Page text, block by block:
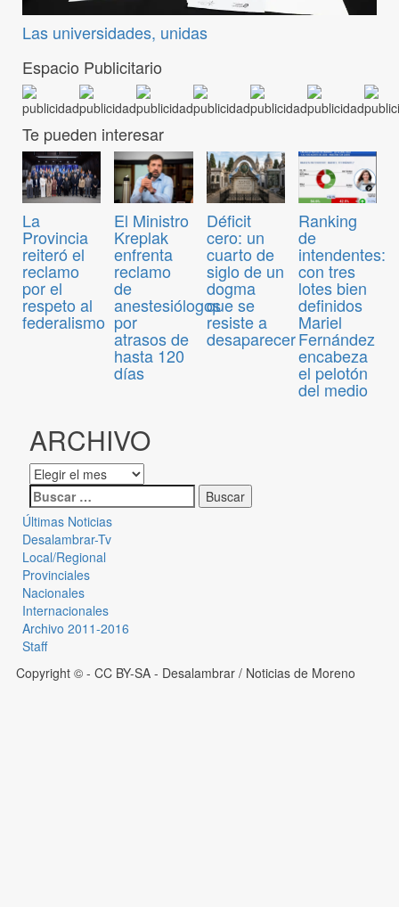
Las universidades, unidas
Espacio Publicitario
Te pueden interesar
La
Provincia
reiteró el
reclamo
por el
respeto al
federalismo
El Ministro
Kreplak
enfrenta
reclamo
de
anestesiólogos
por
atrasos de
hasta 120
días
Déficit
cero: un
cuarto de
siglo de un
dogma
que se
resiste a
desaparecer
Ranking
de
intendentes:
con tres
lotes bien
definidos
Mariel
Fernández
encabeza
el pelotón
del medio
ARCHIVO
Últimas Noticias
Desalambrar-Tv
Local/Regional
Provinciales
Nacionales
Internacionales
Archivo 2011-2016
Staff
Copyright © - CC BY-SA - Desalambrar / Noticias de Moreno